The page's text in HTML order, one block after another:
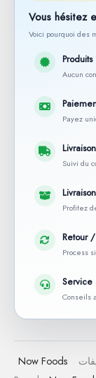
Vous hésitez
Voici pourquoi des
Aucun
Payez
Suivi du
Profitez
Retour
Process
Service
Conseils
Now Foods